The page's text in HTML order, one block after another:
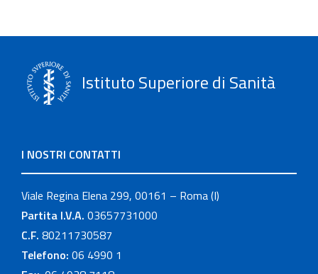
Istituto Superiore di Sanità
I NOSTRI CONTATTI
Viale Regina Elena 299, 00161 – Roma (I)
Partita I.V.A. 03657731000
C.F. 80211730587
Telefono: 06 4990 1